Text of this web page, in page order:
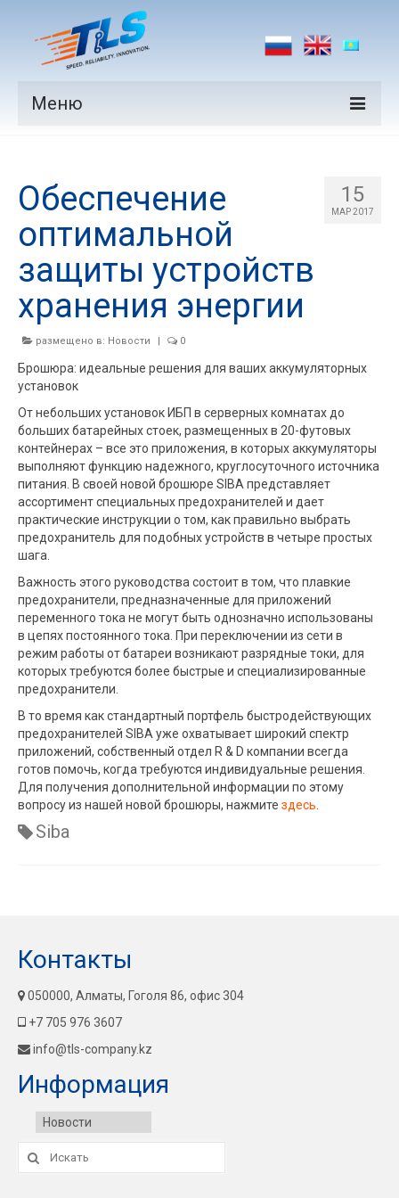
Меню
Производители
Рынки
Новости
Контакты
15
МАР 2017
Обеспечение
оптимальной
защиты устройств
хранения энергии
размещено в: Новости | 0
Брошюра: идеальные решения для ваших аккумуляторных
установок
От небольших установок ИБП в серверных комнатах до
больших батарейных стоек, размещенных в 20-футовых
контейнерах – все это приложения, в которых аккумуляторы
выполняют функцию надежного, круглосуточного источника
питания. В своей новой брошюре SIBA представляет
ассортимент специальных предохранителей и дает
практические инструкции о том, как правильно выбрать
предохранитель для подобных устройств в четыре простых
шага.
Важность этого руководства состоит в том, что плавкие
предохранители, предназначенные для приложений
переменного тока не могут быть однозначно использованы
в цепях постоянного тока. При переключении из сети в
режим работы от батареи возникают разрядные токи, для
которых требуются более быстрые и специализированные
предохранители.
В то время как стандартный портфель быстродействующих
предохранителей SIBA уже охватывает широкий спектр
приложений, собственный отдел R & D компании всегда
готов помочь, когда требуются индивидуальные решения.
Для получения дополнительной информации по этому
вопросу из нашей новой брошюры, нажмите здесь
Siba
Контакты
050000, Алматы, Гоголя 86, офис 304
+7 705 976 3607
info@tls-company.kz
Информация
Новости
Искать: